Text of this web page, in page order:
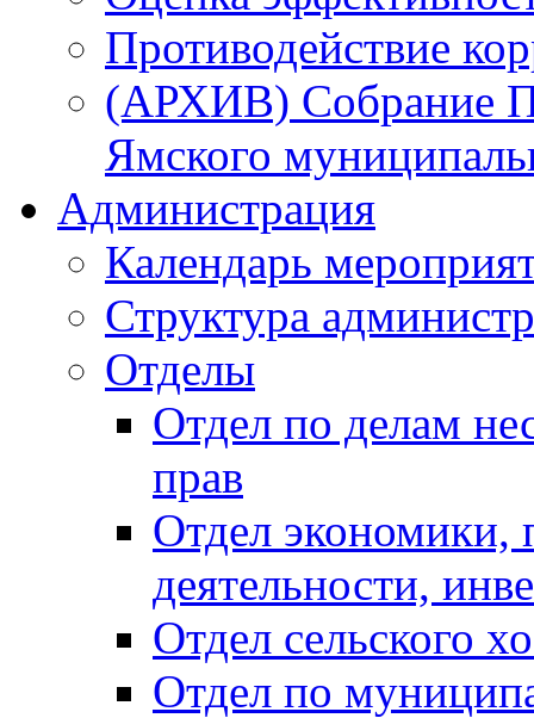
Противодействие
(АРХИВ) Собрание
Ямского
Администрация
Календарь
Структура
Отделы
Отдел по делам
прав
Отдел экономики,
деятельности,
Отдел сельского
Отдел по